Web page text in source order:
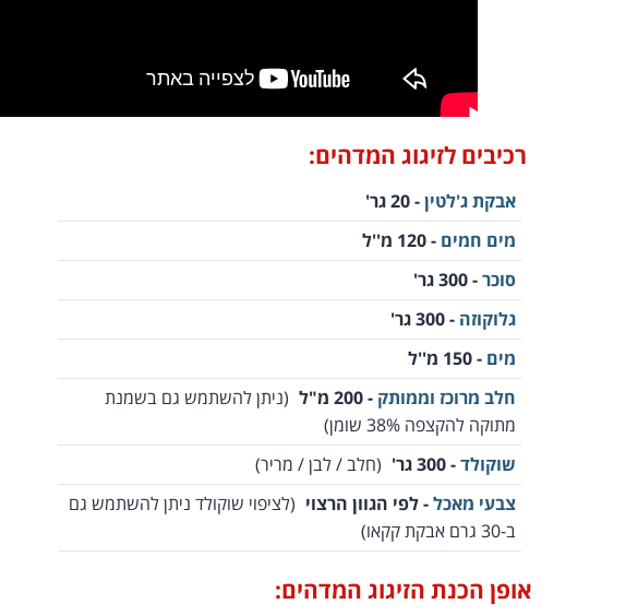
רכיבים לזיגוג המדהים:
אבקת ג'לטין- 20 גר'
מים חמים - 120 מ''ל
סוכר- 300 גר'
גלוקוזה - 300 גר'
מים - 150 מ''ל
חלב מרוכז וממותק - 200 מ"ל
(ניתן להשתמש גם בשמנת
מתוקה להקצפה 38% שומן)
שוקולד- 300 גר'
(חלב / לבן / מריר)
צבעי מאכל- לפי הגוון הרצוי (לציפוי שוקולד ניתן להשתמש גם
ב-30 גרם אבקת קקאו)
אופן הכנת הזיגוג המדהים: